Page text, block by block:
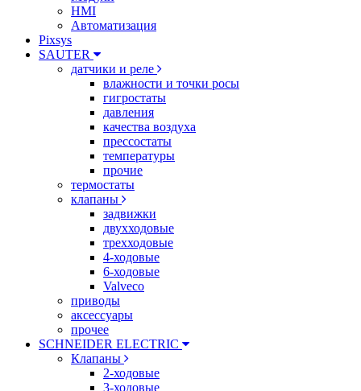
HMI
Автоматизация
Pixsys
SAUTER
датчики и реле
влажности и точки росы
гигростаты
давления
качества воздуха
прессостаты
температуры
прочие
термостаты
клапаны
задвижки
двухходовые
трехходовые
4-ходовые
6-ходовые
Valveco
приводы
аксессуары
прочее
SCHNEIDER ELECTRIC
Клапаны
2-ходовые
3-ходовые